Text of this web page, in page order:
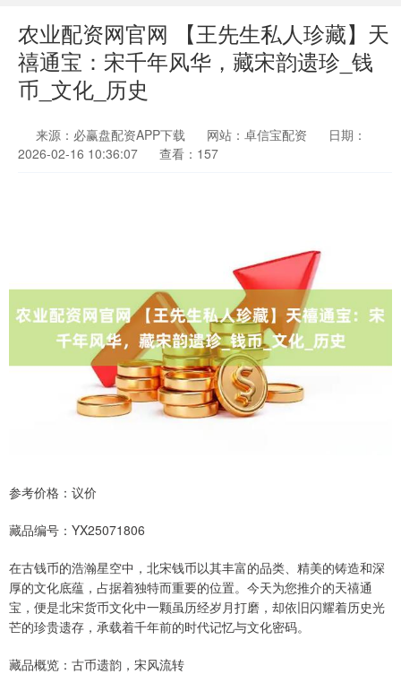
农业配资网官网 【王先生私人珍藏】天
禧通宝：宋千年风华，藏宋韵遗珍_钱
币_文化_历史
来源：必赢盘配资APP下载 网站：卓信宝配资
日期：
2026-02-16 10:36:07
查看：157
参考价格：议价
藏品编号：YX25071806
在古钱币的浩瀚星空中，北宋钱币以其丰富的品类、精美的铸造和深
厚的文化底蕴，占据着独特而重要的位置。今天为您推介的天禧通
宝，便是北宋货币文化中一颗虽历经岁月打磨，却依旧闪耀着历史光
芒的珍贵遗存，承载着千年前的时代记忆与文化密码。
藏品概览：古币遗韵，宋风流转